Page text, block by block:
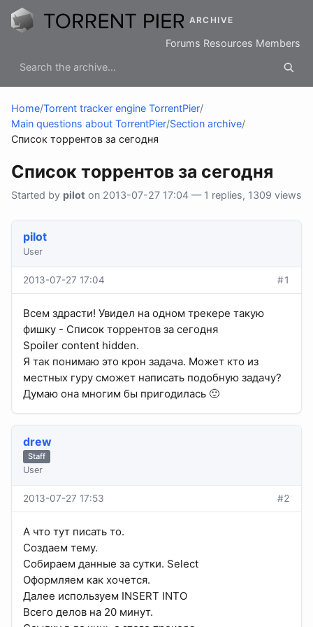
ARCHIVE
Forums Resources Members
Home/Torrent tracker engine TorrentPier/
Main questions about TorrentPier/Section archive/
Список торрентов за сегодня
Список торрентов за сегодня
Started by pilot on 2013-07-27 17:04 — 1 replies, 1309 views
pilot
User
2013-07-27 17:04 #1
Всем здрасти! Увидел на одном трекере такую
фишку - Список торрентов за сегодня
Spoiler content hidden.
Я так понимаю это крон задача. Может кто из
местных гуру сможет написать подобную задачу?
Думаю она многим бы пригодилась 🙂
drew
Staff
User
2013-07-27 17:53 #2
А что тут писать то.
Создаем тему.
Собираем данные за сутки. Select
Оформляем как хочется.
Далее используем INSERT INTO
Всего делов на 20 минут.